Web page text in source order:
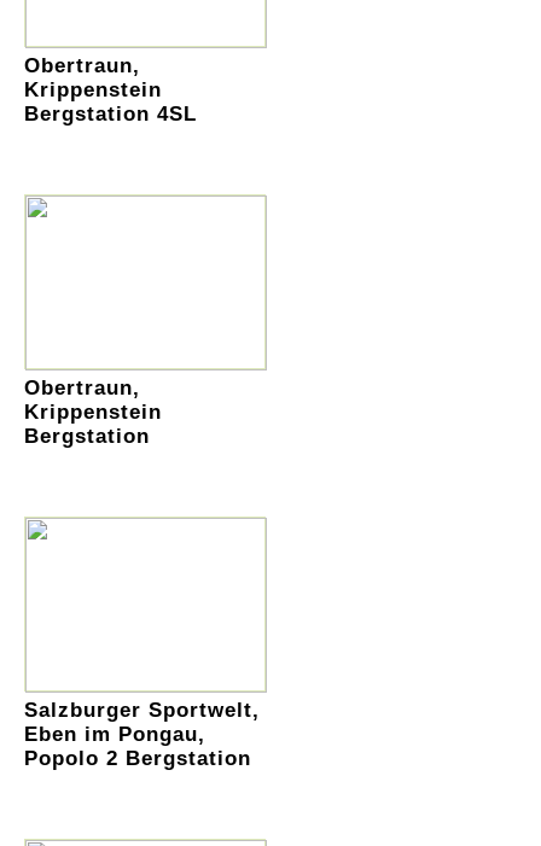
Obertraun,
Krippenstein
Bergstation 4SL
Obertraun,
Krippenstein
Bergstation
Salzburger Sportwelt,
Eben im Pongau,
Popolo 2 Bergstation